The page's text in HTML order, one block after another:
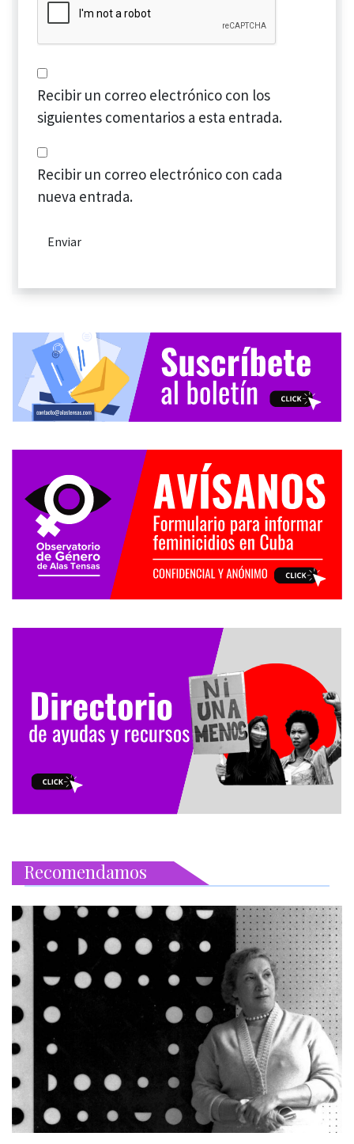
Recibir un correo electrónico con los
siguientes comentarios a esta entrada.
Recibir un correo electrónico con cada
nueva entrada.
Recomendamos